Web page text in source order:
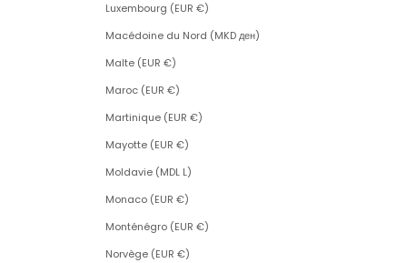
Luxembourg (EUR €)
Macédoine du Nord (MKD ден)
Malte (EUR €)
Maroc (EUR €)
Martinique (EUR €)
Mayotte (EUR €)
Moldavie (MDL L)
Monaco (EUR €)
Monténégro (EUR €)
Norvège (EUR €)